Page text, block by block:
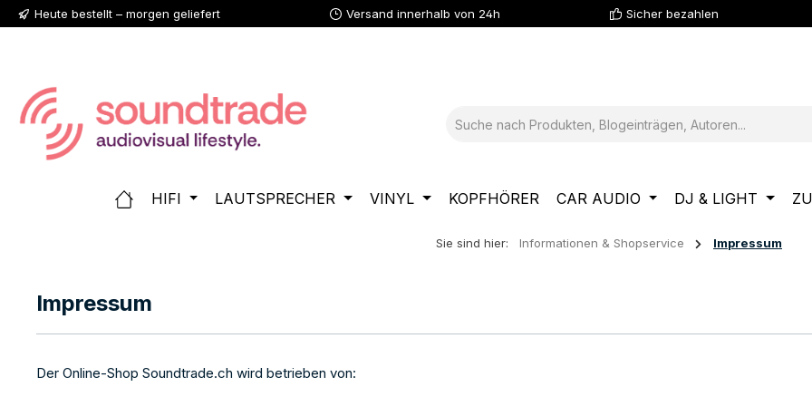
Hauptinhalt springen
Zur Suche springen
Zur Hauptnavigation springen
Heute bestellt – morgen geliefert Versand innerhalb von 24h Sicher bezahlen
HIFI LAUTSPRECHER VINYL KOPFHÖRER CAR AUDIO DJ & LIGHT
Sie sind hier: Informationen & Shopservice Impressum
Impressum
Der Online-Shop Soundtrade.ch wird betrieben von: